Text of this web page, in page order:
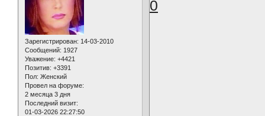
Зарегистрирован: 14-03-2010
Сообщений: 1927
Уважение: +4421
Позитив: +3391
Пол: Женский
Провел на форуме:
2 месяца 3 дня
Последний визит:
01-03-2026 22:27:50
0